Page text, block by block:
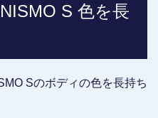
S 色を長
Sのボディの色を長持ち